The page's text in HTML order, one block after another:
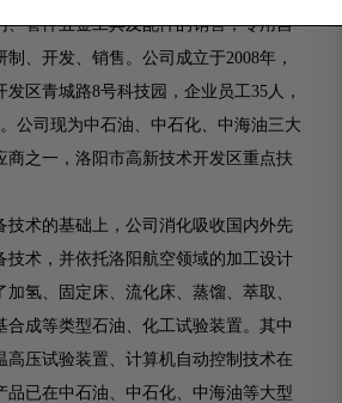
、管件五金工具及配件的销售；专用自
、开发、销售。公司成立于2008年，
区青城路8号科技园，企业员工35人，
公司现为中石油、中石化、中海油三大
商之一，洛阳市高新技术开发区重点扶
术的基础上，公司消化吸收国内外先
技术，并依托洛阳航空领域的加工设计
氢、固定床、流化床、蒸馏、萃取、
合成等类型石油、化工试验装置。其中
高压试验装置、计算机自动控制技术在
品已在中石油、中石化、中海油等大型